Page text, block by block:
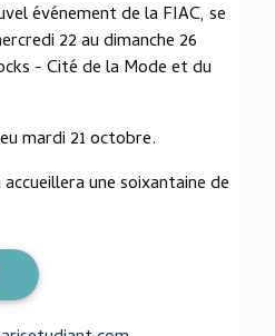
événement de la FIAC, se
22 au dimanche 26
- Cité de la Mode et du
mardi 21 octobre.
une soixantaine de